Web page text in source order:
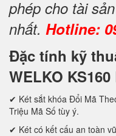
phép cho tài
nhất. Hotline:
Đặc tính kỹ
WELKO
✔ Két sắt khóa Đổi Mã
Triệu Mã Số tùy ý.
✔ Két có kết cấu an toàn